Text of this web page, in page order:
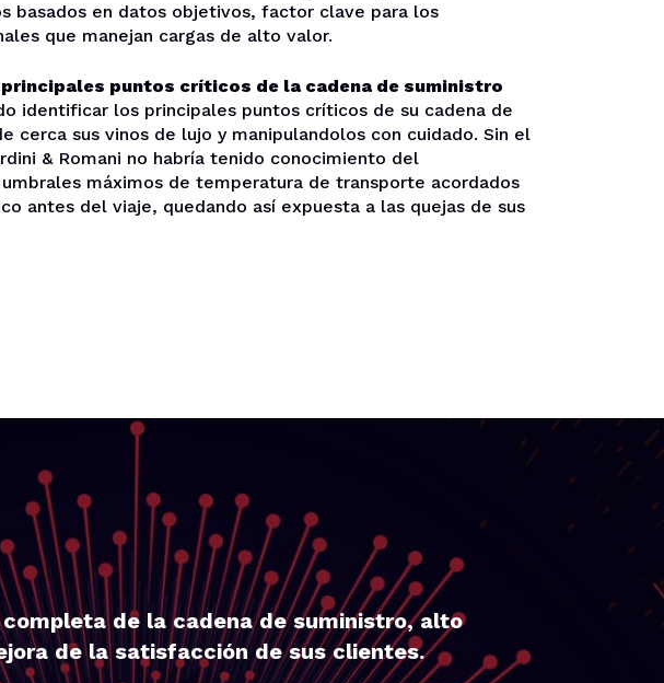
basados ​​en datos objetivos, factor clave para los
que manejan cargas de alto valor.
puntos críticos de la cadena de suministro
identificar los principales puntos críticos de su cadena de
cerca sus vinos de lujo y manipulandolos con cuidado. Sin el
& Romani no habría tenido conocimiento del
máximos de temperatura de transporte acordados
antes del viaje, quedando así expuesta a las quejas de sus
de la cadena de suministro, alto
de la satisfacción de sus clientes.